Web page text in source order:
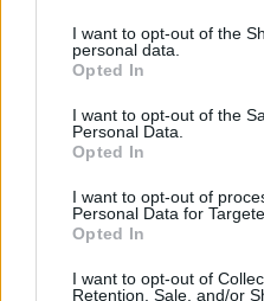
not limited to your visit or
grant or deny consent to
use your data for below
consent section.
I want to opt-out of the
personal data.
Opted In
I want to opt-out of the
Personal Data.
Opted In
I want to opt-out of
Personal Data for
Opted In
I want to opt-out of
Retention, Sale, and/or
Ha érdekel Kobe
esetleg az LSD
érzelmi hullámzás,
most figyelj!
21.14%
sincs másképp. Kint